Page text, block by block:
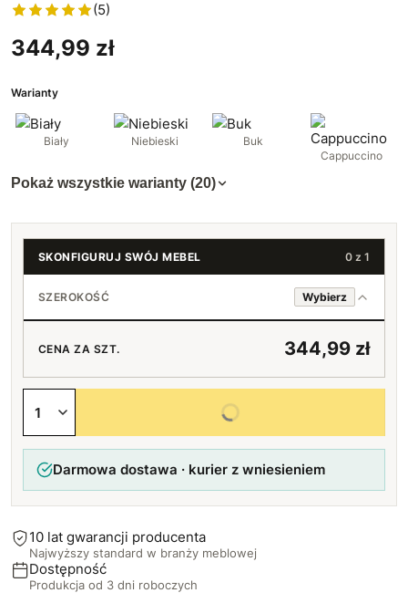
(5)
344,99 zł
Warianty
Biały Niebieski
Buk
Cappuccino
Pokaż wszystkie warianty (20)
SKONFIGURUJ SWÓJ MEBEL 0 z 1
SZEROKOŚĆ Wybierz
40 cm
41 cm +1 zł
42 cm
44 cm
CENA ZA SZT. 344,99 zł
Wybierz wszystkie opcje
Darmowa dostawa · kurier z wniesieniem
10 lat gwarancji producenta
Najwyższy standard w branży meblowej
Dostępność
Produkcja od 3 dni roboczych